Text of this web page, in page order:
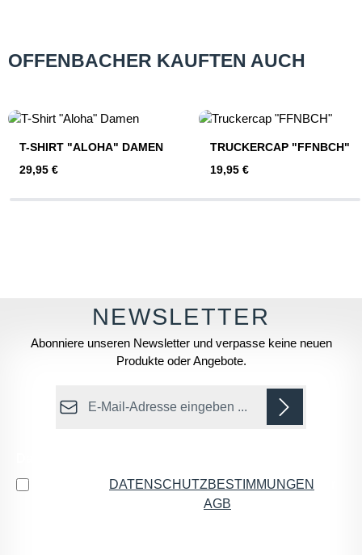
OFFENBACHER KAUFTEN AUCH
T-SHIRT "ALOHA" DAMEN
Regulärer Preis:
29,95 €
TRUCKERCAP "FFNBCH"
Regulärer Preis:
19,95 €
Abonniere unseren Newsletter und verpasse keine neuen
Produkte oder Angebote.
E-Mail-Adresse*
DATENSCHUTZBESTIMMUNGEN
AGB